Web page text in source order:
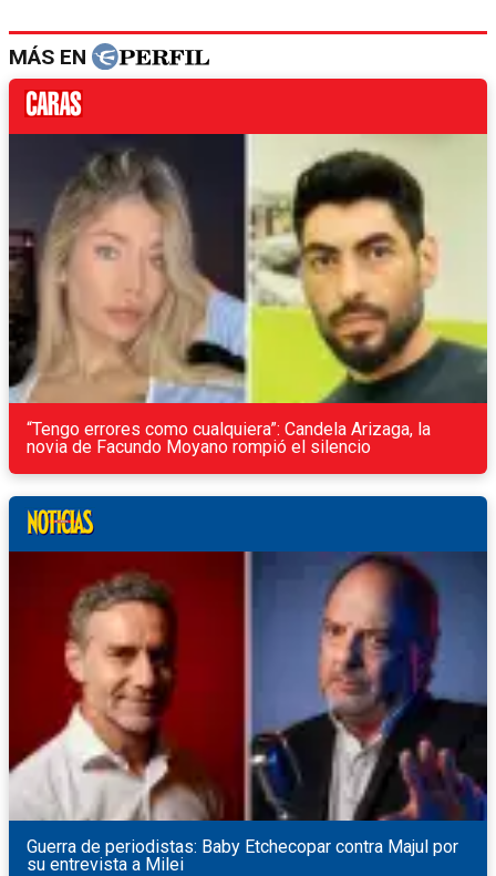
MÁS EN
“Tengo errores como cualquiera”: Candela Arizaga, la
novia de Facundo Moyano rompió el silencio
Guerra de periodistas: Baby Etchecopar contra Majul por
su entrevista a Milei